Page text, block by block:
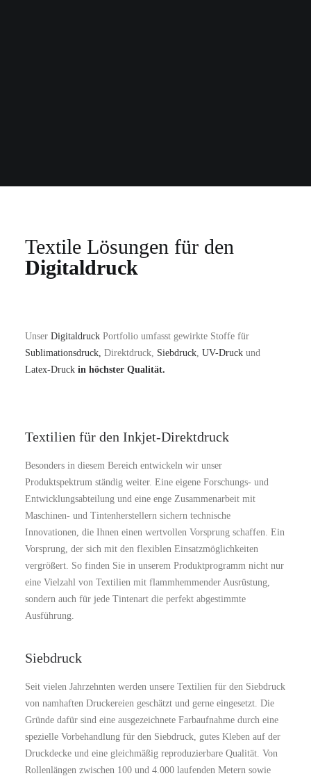
Textile Lösungen für den
Digitaldruck
Unser Digitaldruck Portfolio umfasst gewirkte Stoffe für
Sublimationsdruck, Direktdruck, Siebdruck, UV-Druck und
Latex-Druck in höchster Qualität.
Textilien für den Inkjet-Direktdruck
Besonders in diesem Bereich entwickeln wir unser
Produktspektrum ständig weiter. Eine eigene Forschungs- und
Entwicklungsabteilung und eine enge Zusammenarbeit mit
Maschinen- und Tintenherstellern sichern technische
Innovationen, die Ihnen einen wertvollen Vorsprung schaffen. Ein
Vorsprung, der sich mit den flexiblen Einsatzmöglichkeiten
vergrößert. So finden Sie in unserem Produktprogramm nicht nur
eine Vielzahl von Textilien mit flammhemmender Ausrüstung,
sondern auch für jede Tintenart die perfekt abgestimmte
Ausführung.
Siebdruck
Seit vielen Jahrzehnten werden unsere Textilien für den Siebdruck
von namhaften Druckereien geschätzt und gerne eingesetzt. Die
Gründe dafür sind eine ausgezeichnete Farbaufnahme durch eine
spezielle Vorbehandlung für den Siebdruck, gutes Kleben auf der
Druckdecke und eine gleichmäßig reproduzierbare Qualität. Von
Rollenlängen zwischen 100 und 4.000 laufenden Metern sowie